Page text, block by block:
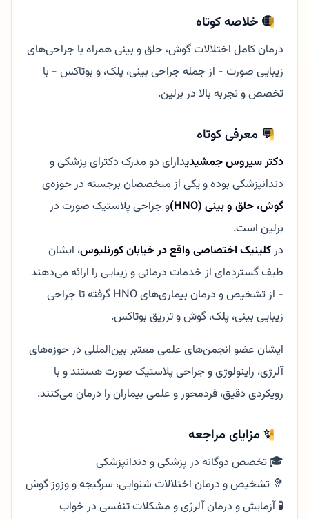
🟡 خلاصه کوتاه
درمان کامل اختلالات گوش، حلق و بینی همراه با جراحی‌های
زیبایی صورت - از جمله جراحی بینی، پلک، و بوتاکس - با
تخصص و تجربه بالا در برلین.
💬 معرفی کوتاه
دکتر سیروس جمشیدیدارای دو مدرک دکترای پزشکی و
دندانپزشکی بوده و یکی از متخصصان برجسته در حوزه‌ی
گوش، حلق و بینی (HNO)
و جراحی پلاستیک صورت در
برلین است.
درکلینیک اختصاصی واقع در خیابان کورنلیوس، ایشان
طیف گسترده‌ای از خدمات درمانی و زیبایی را ارائه می‌دهند
- از تشخیص و درمان بیماری‌های HNO گرفته تا جراحی
زیبایی بینی، پلک، گوش و تزریق بوتاکس.
ایشان عضو انجمن‌های علمی معتبر بین‌المللی در حوزه‌های
آلرژی، راینولوژی و جراحی پلاستیک صورت هستند و با
رویکردی دقیق، فردمحور و علمی بیماران را درمان می‌کنند.
✨ مزایای مراجعه
🎓 تخصص دوگانه در پزشکی و دندانپزشکی
🦻 تشخیص و درمان اختلالات شنوایی، سرگیجه و وزوز گوش
🧪 آزمایش و درمان آلرژی و مشکلات تنفسی در خواب